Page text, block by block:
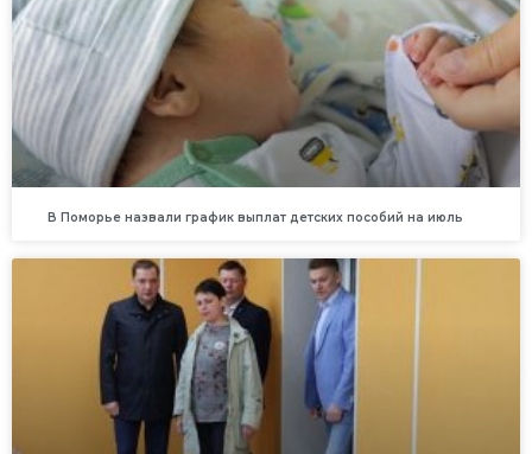
В Поморье назвали график выплат детских пособий на июль